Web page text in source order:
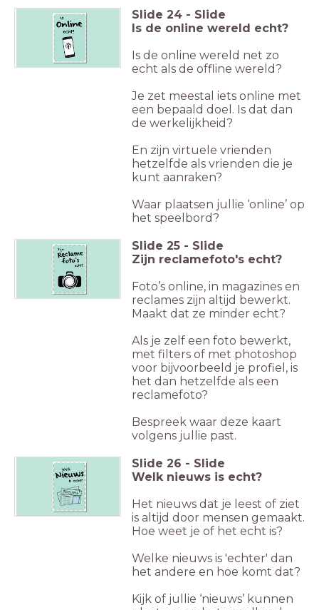
Slide 24 - Slide
Is de online wereld echt?
Is de online wereld net zo
echt als de offline wereld?
Je zet meestal iets online met
een bepaald doel. Is dat dan
de werkelijkheid?
En zijn virtuele vrienden
hetzelfde als vrienden die je
kunt aanraken?
Waar plaatsen jullie ‘online’ op
het speelbord?
Slide 25 - Slide
Zijn reclamefoto's echt?
Foto’s online, in magazines en
reclames zijn altijd bewerkt.
Maakt dat ze minder echt?
Als je zelf een foto bewerkt,
met filters of met photoshop
voor bijvoorbeeld je profiel, is
het dan hetzelfde als een
reclamefoto?
Bespreek waar deze kaart
volgens jullie past.
Slide 26 - Slide
Welk nieuws is echt?
Het nieuws dat je leest of ziet
is altijd door mensen gemaakt.
Hoe weet je of het echt is?
Welke nieuws is 'echter' dan
het andere en hoe komt dat?
Kijk of jullie ‘nieuws’ kunnen